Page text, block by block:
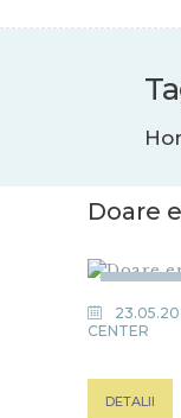
Doare
CENTER
DETALII